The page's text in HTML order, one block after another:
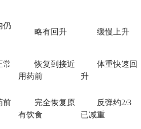
仍
略有回升 缓慢上升
常
恢复到接近
用药前
体重快速回
升
前
完全恢复原
有饮食
反弹约2/3
已减重